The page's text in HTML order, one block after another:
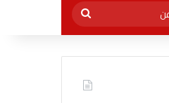
بحث
عن